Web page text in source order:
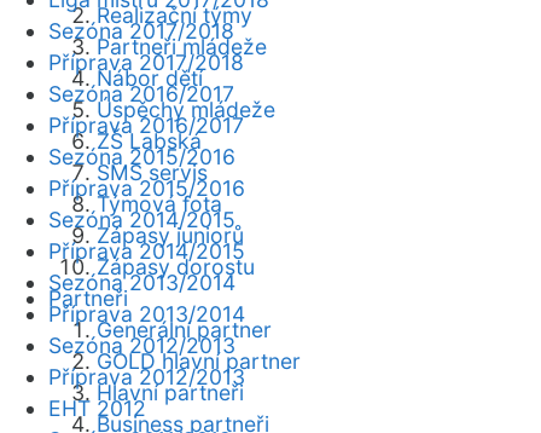
Realizační týmy
Partneři mládeže
Nábor dětí
Úspěchy mládeže
ZŠ Labská
SMS servis
Týmová fota
Zápasy juniorů
Zápasy dorostu
Partneři
Generální partner
GOLD hlavní partner
Hlavní partneři
Business partneři
Sezóna 2017/2018
Příprava 2017/2018
Sezóna 2016/2017
Příprava 2016/2017
Sezóna 2015/2016
Příprava 2015/2016
Sezóna 2014/2015
Příprava 2014/2015
Sezóna 2013/2014
Příprava 2013/2014
Sezóna 2012/2013
Příprava 2012/2013
EHT 2012